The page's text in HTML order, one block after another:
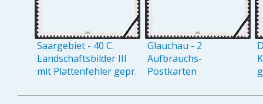
Saargebiet - 40 C.
Landschaftsbilder III
mit Plattenfehler gepr.
Glauchau - 2
Aufbrauchs-
Postkarten